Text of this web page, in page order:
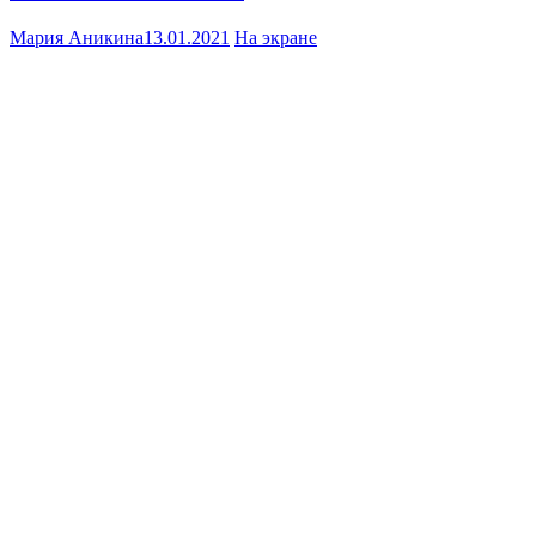
Мария Аникина13.01.2021 На экране